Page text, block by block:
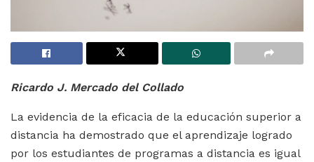
Ricardo J. Mercado del Collado
La evidencia de la eficacia de la educación superior a
distancia ha demostrado que el aprendizaje logrado
por los estudiantes de programas a distancia es igual